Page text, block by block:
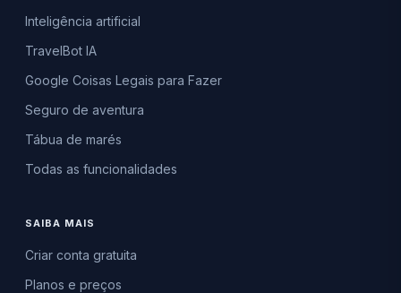
Inteligência artificial
TravelBot IA
Google Coisas Legais para Fazer
Seguro de aventura
Tábua de marés
Todas as funcionalidades
SAIBA MAIS
Criar conta gratuita
Planos e preços